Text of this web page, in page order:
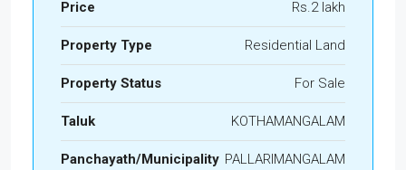
Price Rs.2 lakh
Property Type Residential Land
Property Status For Sale
Taluk KOTHAMANGALAM
Panchayath/Municipality PALLARIMANGALAM